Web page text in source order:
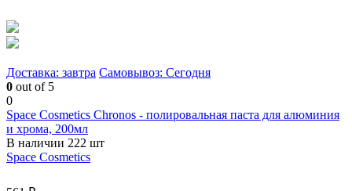
Доставка: завтра Самовывоз: Сегодня
0 out of 5
0
Space Cosmetics Chronos - полировальная паста для алюминия
и хрома, 200мл
В наличии 222 шт
Space Cosmetics